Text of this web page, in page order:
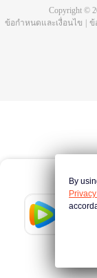
Copyright ©
ข้อกำหนดและเงื่อนไข
ข้
By